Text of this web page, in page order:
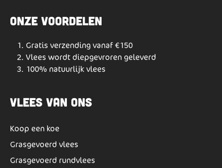
Onze voordelen
Gratis verzending vanaf €150
Vlees wordt diepgevroren geleverd
100% natuurlijk vlees
Vlees van ons
Koop een koe
Grasgevoerd vlees
Grasgevoerd rundvlees